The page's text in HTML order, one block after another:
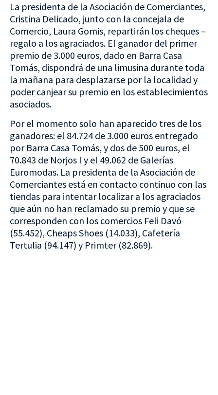
La presidenta de la Asociación de Comerciantes,
Cristina Delicado, junto con la concejala de
Comercio, Laura Gomis, repartirán los cheques –
regalo a los agraciados. El ganador del primer
premio de 3.000 euros, dado en Barra Casa
Tomás, dispondrá de una limusina durante toda
la mañana para desplazarse por la localidad y
poder canjear su premio en los establecimientos
asociados.
Por el momento solo han aparecido tres de los
ganadores: el 84.724 de 3.000 euros entregado
por Barra Casa Tomás, y dos de 500 euros, el
70.843 de Norjos I y el 49.062 de Galerías
Euromodas. La presidenta de la Asociación de
Comerciantes está en contacto continuo con las
tiendas para intentar localizar a los agraciados
que aún no han reclamado su premio y que se
corresponden con los comercios Feli Davó
(55.452), Cheaps Shoes (14.033), Cafetería
Tertulia (94.147) y Primter (82.869).